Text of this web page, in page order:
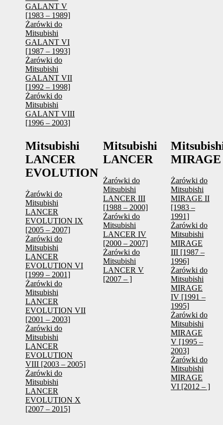
GALANT V
[1983 – 1989]
Żarówki do
Mitsubishi
GALANT VI
[1987 – 1993]
Żarówki do
Mitsubishi
GALANT VII
[1992 – 1998]
Żarówki do
Mitsubishi
GALANT VIII
[1996 – 2003]
Mitsubishi
LANCER
EVOLUTION
Żarówki do
Mitsubishi
LANCER
EVOLUTION IX
[2005 – 2007]
Żarówki do
Mitsubishi
LANCER
EVOLUTION VI
[1999 – 2001]
Żarówki do
Mitsubishi
LANCER
EVOLUTION VII
[2001 – 2003]
Żarówki do
Mitsubishi
LANCER
EVOLUTION
VIII [2003 – 2005]
Żarówki do
Mitsubishi
LANCER
EVOLUTION X
[2007 – 2015]
Mitsubishi
LANCER
Żarówki do
Mitsubishi
LANCER III
[1988 – 2000]
Żarówki do
Mitsubishi
LANCER IV
[2000 – 2007]
Żarówki do
Mitsubishi
LANCER V
[2007 – ]
MIRAGE
Żarówki do
Mitsubishi
MIRAGE II
[1983 –
1991]
Żarówki do
Mitsubishi
MIRAGE
III [1987 –
1996]
Żarówki do
Mitsubishi
MIRAGE
IV [1991 –
1995]
Żarówki do
Mitsubishi
MIRAGE
V [1995 –
2003]
Żarówki do
Mitsubishi
MIRAGE
VI [2012 – ]